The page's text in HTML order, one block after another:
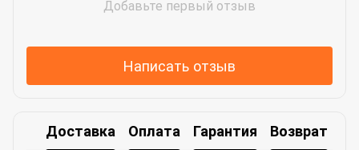
Добавьте первый отзыв
Написать отзыв
Доставка Оплата Гарантия Возврат